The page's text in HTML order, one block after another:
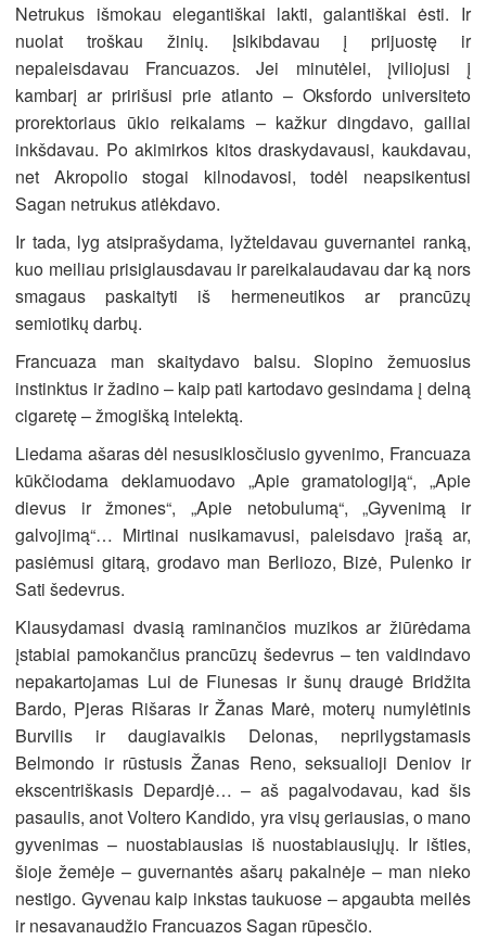
Netrukus išmokau elegantiškai lakti, galantiškai ėsti. Ir
nuolat troškau žinių. Įsikibdavau į prijuostę ir
nepaleisdavau Francuazos. Jei minutėlei, įviliojusi į
kambarį ar pririšusi prie atlanto – Oksfordo universiteto
prorektoriaus ūkio reikalams – kažkur dingdavo, gailiai
inkšdavau. Po akimirkos kitos draskydavausi, kaukdavau,
net Akropolio stogai kilnodavosi, todėl neapsikentusi
Sagan netrukus atlėkdavo.
Ir tada, lyg atsiprašydama, lyžteldavau guvernantei ranką,
kuo meiliau prisiglausdavau ir pareikalaudavau dar ką nors
smagaus paskaityti iš hermeneutikos ar prancūzų
semiotikų darbų.
Francuaza man skaitydavo balsu. Slopino žemuosius
instinktus ir žadino – kaip pati kartodavo gesindama į delną
cigaretę – žmogišką intelektą.
Liedama ašaras dėl nesusiklosčiusio gyvenimo, Francuaza
kūkčiodama deklamuodavo „Apie gramatologiją“, „Apie
dievus ir žmones“, „Apie netobulumą“, „Gyvenimą ir
galvojimą“… Mirtinai nusikamavusi, paleisdavo įrašą ar,
pasiėmusi gitarą, grodavo man Berliozo, Bizė, Pulenko ir
Sati šedevrus.
Klausydamasi dvasią raminančios muzikos ar žiūrėdama
įstabiai pamokančius prancūzų šedevrus – ten vaidindavo
nepakartojamas Lui de Fiunesas ir šunų draugė Bridžita
Bardo, Pjeras Rišaras ir Žanas Marė, moterų numylėtinis
Burvilis ir daugiavaikis Delonas, neprilygstamasis
Belmondo ir rūstusis Žanas Reno, seksualioji Deniov ir
ekscentriškasis Depardjė… – aš pagalvodavau, kad šis
pasaulis, anot Voltero Kandido, yra visų geriausias, o mano
gyvenimas – nuostabiausias iš nuostabiausiųjų. Ir išties,
šioje žemėje – guvernantės ašarų pakalnėje – man nieko
nestigo. Gyvenau kaip inkstas taukuose – apgaubta meilės
ir nesavanaudžio Francuazos Sagan rūpesčio.